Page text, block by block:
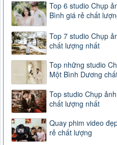
Top 6 studio Chụp
Bình giá rẻ chất
Top 7 studio Chụp
chất lượng nhất
Top những studio
Một Bình Dương
Top studio Chụp
chất lượng nhất
Quay phim video
rẻ chất lượng